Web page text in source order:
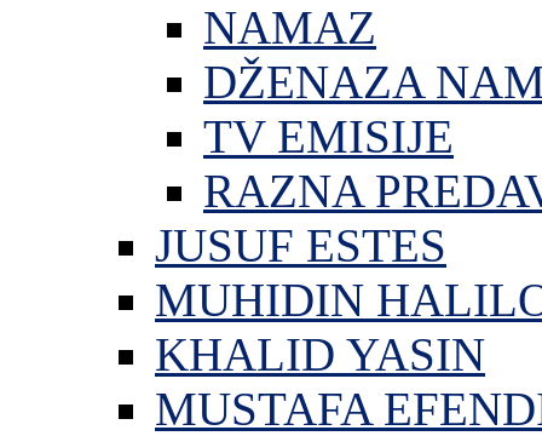
NAMAZ
DŽENAZA
TV EMISIJE
RAZNA
JUSUF ESTES
MUHIDIN
KHALID YASIN
MUSTAFA